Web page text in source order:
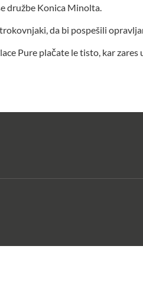
družbe Konica Minolta.
da bi pospešili
Pure plačate le tisto, kar zares